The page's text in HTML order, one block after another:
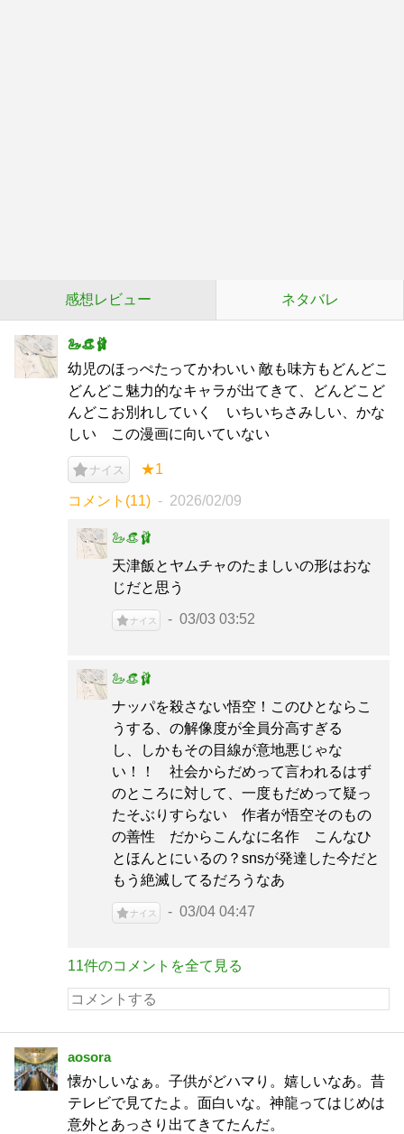
感想レビュー ネタバレ
🦢👒🩰
幼児のほっぺたってかわいい 敵も味方もどんどこ
どんどこ魅力的なキャラが出てきて、どんどこど
んどこお別れしていく いちいちさみしい、かな
しい この漫画に向いていない
ナイス ★1
コメント(11) 2026/02/09
🦢👒🩰
天津飯とヤムチャのたましいの形はおな
じだと思う
ナイス 03/03 03:52
🦢👒🩰
ナッパを殺さない悟空！このひとならこ
うする、の解像度が全員分高すぎる
し、しかもその目線が意地悪じゃな
い！！ 社会からだめって言われるはず
のところに対して、一度もだめって疑っ
たそぶりすらない 作者が悟空そのもの
の善性 だからこんなに名作 こんなひ
とほんとにいるの？snsが発達した今だと
もう絶滅してるだろうなあ
ナイス 03/04 04:47
11件のコメントを全て見る
aosora
懐かしいなぁ。子供がどハマり。嬉しいなあ。昔
テレビで見てたよ。面白いな。神龍ってはじめは
意外とあっさり出てきてたんだ。